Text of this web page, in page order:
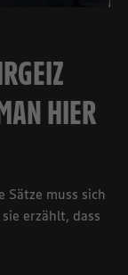
HIER
Sätze muss sich
erzählt, dass